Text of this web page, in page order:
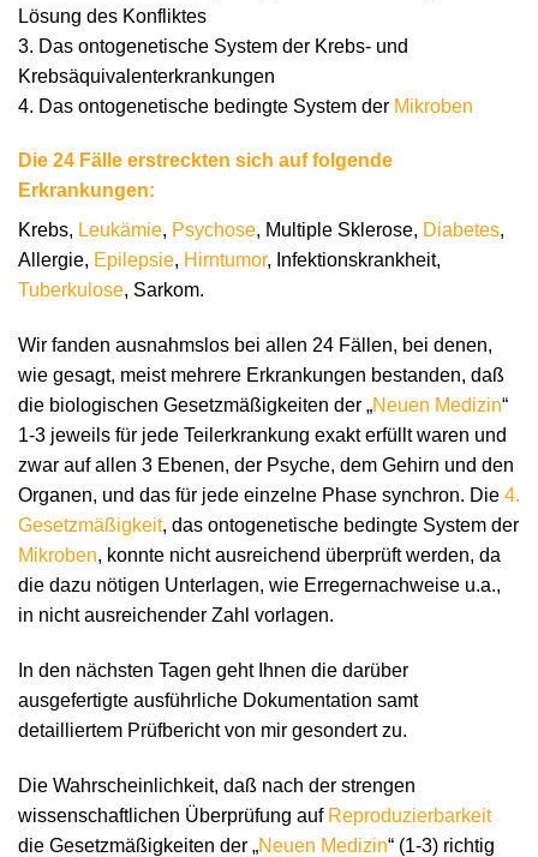
Lösung des Konfliktes
3. Das ontogenetische System der Krebs- und
Krebsäquivalenterkrankungen
4. Das ontogenetische bedingte System der Mikroben
Die 24 Fälle erstreckten sich auf folgende
Erkrankungen:
Krebs, Leukämie, Psychose, Multiple Sklerose, Diabetes,
Allergie, Epilepsie, Hirntumor, Infektionskrankheit,
Tuberkulose, Sarkom.
Wir fanden ausnahmslos bei allen 24 Fällen, bei denen,
wie gesagt, meist mehrere Erkrankungen bestanden, daß
die biologischen Gesetzmäßigkeiten der „Neuen Medizin“
1-3 jeweils für jede Teilerkrankung exakt erfüllt waren und
zwar auf allen 3 Ebenen, der Psyche, dem Gehirn und den
Organen, und das für jede einzelne Phase synchron. Die 4.
Gesetzmäßigkeit, das ontogenetische bedingte System der
Mikroben, konnte nicht ausreichend überprüft werden, da
die dazu nötigen Unterlagen, wie Erregernachweise u.a.,
in nicht ausreichender Zahl vorlagen.
In den nächsten Tagen geht Ihnen die darüber
ausgefertigte ausführliche Dokumentation samt
detailliertem Prüfbericht von mir gesondert zu.
Die Wahrscheinlichkeit, daß nach der strengen
wissenschaftlichen Überprüfung auf Reproduzierbarkeit
die Gesetzmäßigkeiten der „Neuen Medizin“ (1-3) richtig